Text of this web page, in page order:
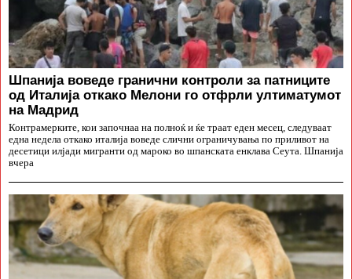
Шпанија воведе гранични контроли за патниците
од Италија откако Мелони го отфрли ултиматумот
на Мадрид
Контрамерките, кои започнаа на полноќ и ќе траат еден месец, следуваат
една недела откако италија воведе слични ограничувања по приливот на
десетици илјади мигранти од мароко во шпанската енклава Сеута. Шпанија
вчера